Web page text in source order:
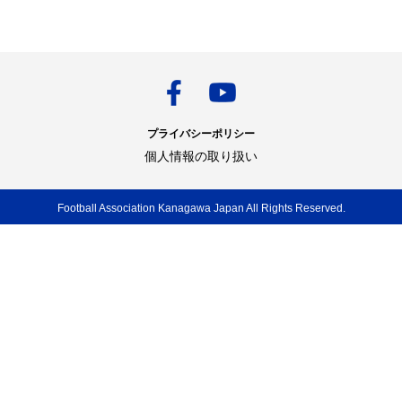
プライバシーポリシー
個人情報の取り扱い
Football Association Kanagawa Japan All Rights Reserved.